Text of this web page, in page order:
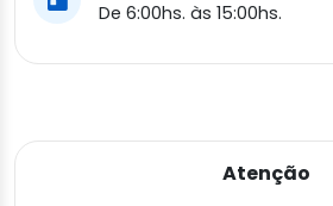
De 6:00hs. às 15:00hs.
Atenção